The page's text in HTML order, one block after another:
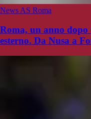
News AS Roma
Roma, un anno dopo
esterno. Da Nusa a